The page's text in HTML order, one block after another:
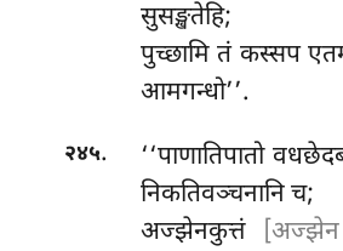
सुसङ्खतेहि;
पुच्छामि तं कस्सप
आमगन्धो’’.
२४५. ‘‘पाणातिपातो
निकतिवञ्चनानि च;
अज्झेनकुत्तं